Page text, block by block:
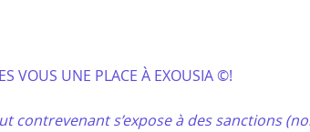
VOUS UNE PLACE À EXOUSIA ©!
contrevenant s’expose à des sanctions